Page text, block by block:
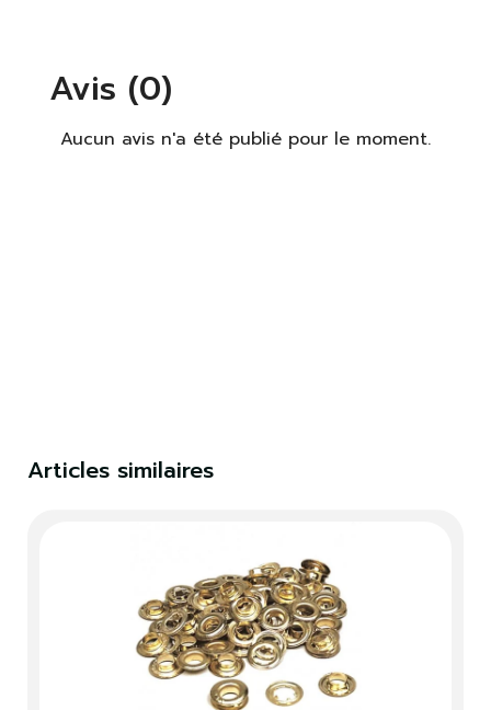
Avis (0)
Aucun avis n'a été publié pour le moment.
Articles similaires
Fermer